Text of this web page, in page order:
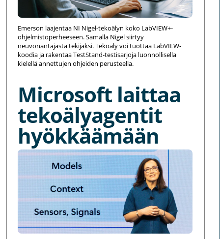
Emerson laajentaa NI Nigel-tekoälyn koko LabVIEW+-
ohjelmistoperheeseen. Samalla Nigel siirtyy
neuvonantajasta tekijäksi. Tekoäly voi tuottaa LabVIEW-
koodia ja rakentaa TestStand-testisarjoja luonnollisella
kielellä annettujen ohjeiden perusteella.
Microsoft laittaa
tekoälyagentit
hyökkäämään